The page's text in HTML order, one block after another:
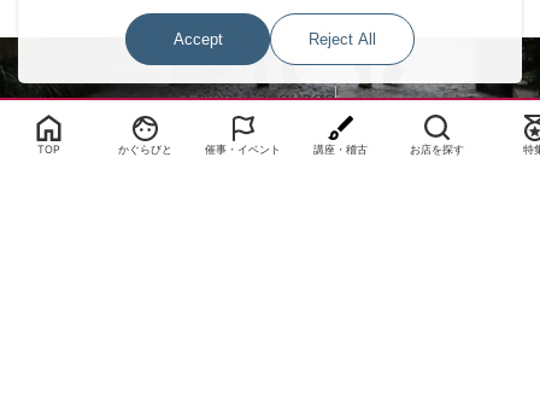
Select Language▼
TOP かぐらびと 催事・イベント 講座・稽古 お店を探す 特
Accept Reject All